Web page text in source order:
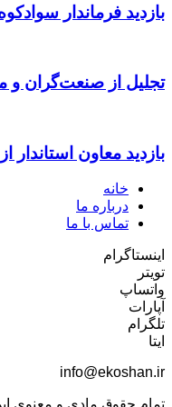
بازدید فرماندار
تجلیل از صنعت‌گران و
بازدید معاون
خانه
درباره ما
تماس با ما
اینستاگرام
تویتر
واتساپ
آپارات
تلگرام
ایتا
info@ekoshan.ir